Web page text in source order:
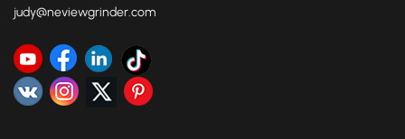
judy@neviewgrinder.com